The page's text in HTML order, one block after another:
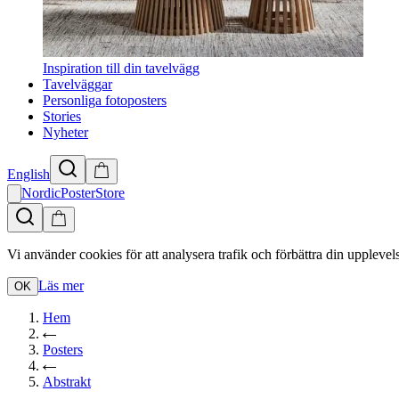
Inspiration till din tavelvägg
Tavelväggar
Personliga fotoposters
Stories
Nyheter
English
NordicPosterStore
Vi använder cookies för att analysera trafik och förbättra din
OK Läs mer
Hem
Posters
Abstrakt